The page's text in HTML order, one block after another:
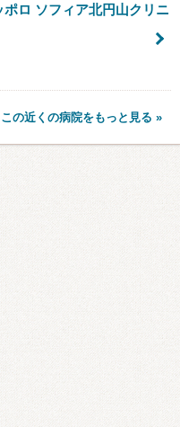
ロ ソフィア北円山クリニ
この近くの病院をもっと見る »